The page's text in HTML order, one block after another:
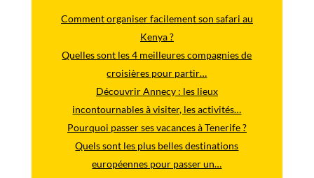
Comment organiser facilement son safari au
Kenya ?
Quelles sont les 4 meilleures compagnies de
croisières pour partir…
Découvrir Annecy : les lieux
incontournables à visiter, les activités…
Pourquoi passer ses vacances à Tenerife ?
Quels sont les plus belles destinations
européennes pour passer un…